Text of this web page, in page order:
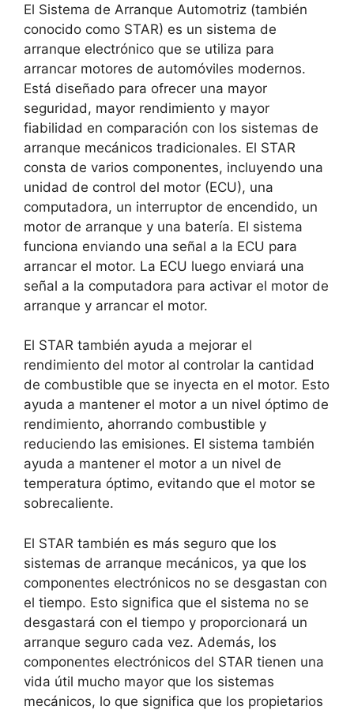
El Sistema de Arranque Automotriz (también
conocido como STAR) es un sistema de
arranque electrónico que se utiliza para
arrancar motores de automóviles modernos.
Está diseñado para ofrecer una mayor
seguridad, mayor rendimiento y mayor
fiabilidad en comparación con los sistemas de
arranque mecánicos tradicionales. El STAR
consta de varios componentes, incluyendo una
unidad de control del motor (ECU), una
computadora, un interruptor de encendido, un
motor de arranque y una batería. El sistema
funciona enviando una señal a la ECU para
arrancar el motor. La ECU luego enviará una
señal a la computadora para activar el motor de
arranque y arrancar el motor.
El STAR también ayuda a mejorar el
rendimiento del motor al controlar la cantidad
de combustible que se inyecta en el motor. Esto
ayuda a mantener el motor a un nivel óptimo de
rendimiento, ahorrando combustible y
reduciendo las emisiones. El sistema también
ayuda a mantener el motor a un nivel de
temperatura óptimo, evitando que el motor se
sobrecaliente.
El STAR también es más seguro que los
sistemas de arranque mecánicos, ya que los
componentes electrónicos no se desgastan con
el tiempo. Esto significa que el sistema no se
desgastará con el tiempo y proporcionará un
arranque seguro cada vez. Además, los
componentes electrónicos del STAR tienen una
vida útil mucho mayor que los sistemas
mecánicos, lo que significa que los propietarios